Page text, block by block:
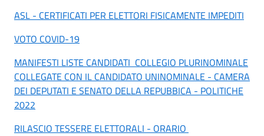
ASL - CERTIFICATI PER ELETTORI FISICAMENTE IMPEDITI
VOTO COVID-19
MANIFESTI LISTE CANDIDATI COLLEGIO PLURINOMINALE
COLLEGATE CON IL CANDIDATO UNINOMINALE - CAMERA
DEI DEPUTATI E SENATO DELLA REPUBBICA - POLITICHE
2022
RILASCIO TESSERE ELETTORALI - ORARIO